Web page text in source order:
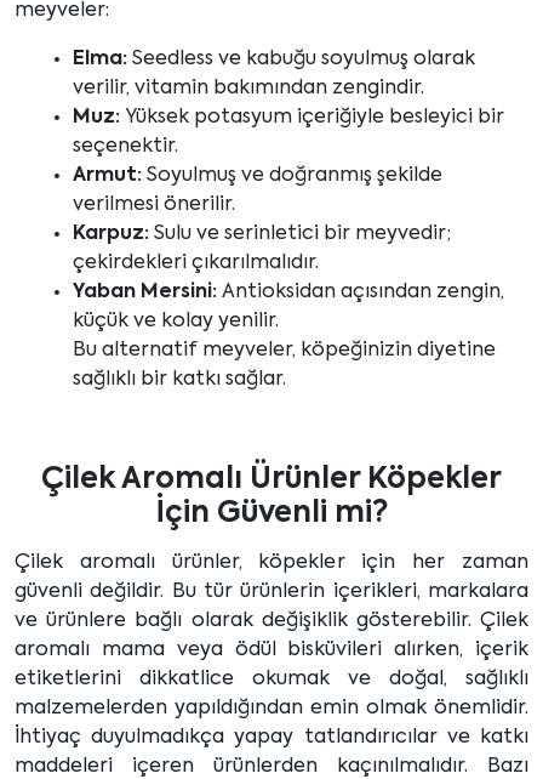
meyveler:
Elma: Seedless ve kabuğu soyulmuş olarak
verilir, vitamin bakımından zengindir.
Muz: Yüksek potasyum içeriğiyle besleyici bir
seçenektir.
Armut: Soyulmuş ve doğranmış şekilde
verilmesi önerilir.
Karpuz: Sulu ve serinletici bir meyvedir;
çekirdekleri çıkarılmalıdır.
Yaban Mersini: Antioksidan açısından zengin,
küçük ve kolay yenilir.
Bu alternatif meyveler, köpeğinizin diyetine
sağlıklı bir katkı sağlar.
Çilek Aromalı Ürünler Köpekler
İçin Güvenli mi?
Çilek aromalı ürünler, köpekler için her zaman
güvenli değildir. Bu tür ürünlerin içerikleri, markalara
ve ürünlere bağlı olarak değişiklik gösterebilir. Çilek
aromalı mama veya ödül bisküvileri alırken, içerik
etiketlerini dikkatlice okumak ve doğal, sağlıklı
malzemelerden yapıldığından emin olmak önemlidir.
İhtiyaç duyulmadıkça yapay tatlandırıcılar ve katkı
maddeleri içeren ürünlerden kaçınılmalıdır. Bazı